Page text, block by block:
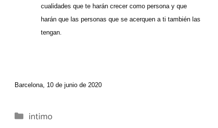
cualidades que te harán crecer como persona y que
harán que las personas que se acerquen a ti también las
tengan.
Barcelona, 10 de junio de 2020
Categorías
intimo